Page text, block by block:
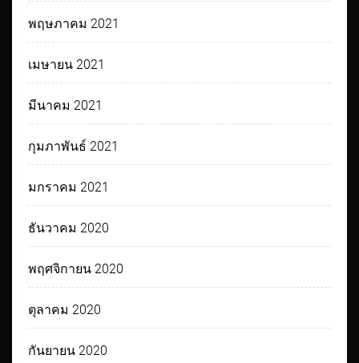
พฤษภาคม 2021
เมษายน 2021
มีนาคม 2021
กุมภาพันธ์ 2021
มกราคม 2021
ธันวาคม 2020
พฤศจิกายน 2020
ตุลาคม 2020
กันยายน 2020